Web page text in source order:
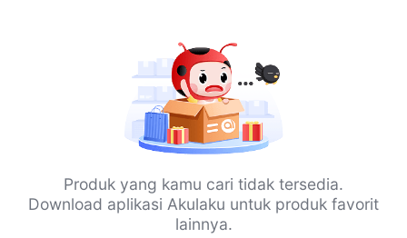
Produk yang kamu cari tidak tersedia.
Download aplikasi Akulaku untuk produk favorit
lainnya.